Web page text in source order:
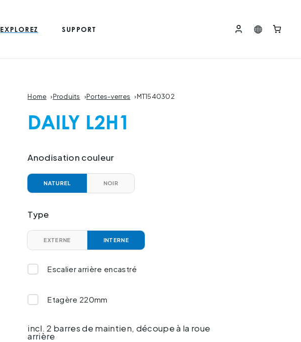
EXPLOREZ SUPPORT
Home ›Produits ›Portes-verres ›MT1540302
DAILY L2H1
Anodisation couleur
NATUREL NOIR
Type
EXTERNE INTERNE
Escalier arrière encastré
Etagère 220mm
incl. 2 barres de maintien, découpe à la roue
arrière